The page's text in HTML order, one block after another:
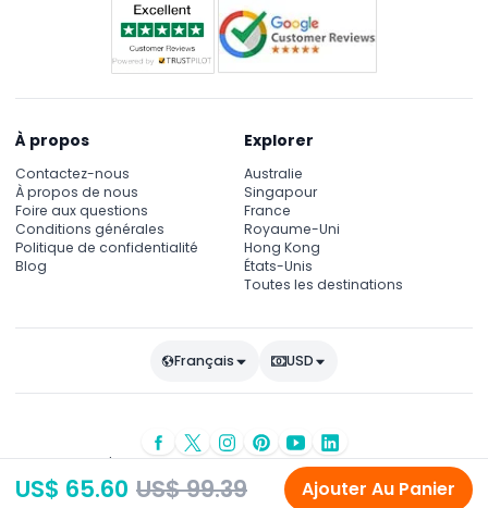
US$ 65.60 US$ 99.39 Ajouter Au Panier
À propos
Contactez-nous
À propos de nous
Foire aux questions
Conditions générales
Politique de confidentialité
Blog
Explorer
Australie
Singapour
France
Royaume-Uni
Hong Kong
États-Unis
Toutes les destinations
Français USD
© Droits d'auteur 2026JTR Vacances- Tous droits réservés